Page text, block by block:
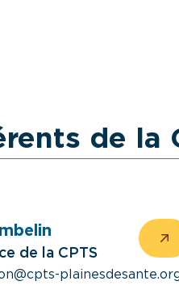
de la
de la CPTS